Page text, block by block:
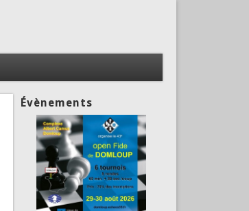
Évènements